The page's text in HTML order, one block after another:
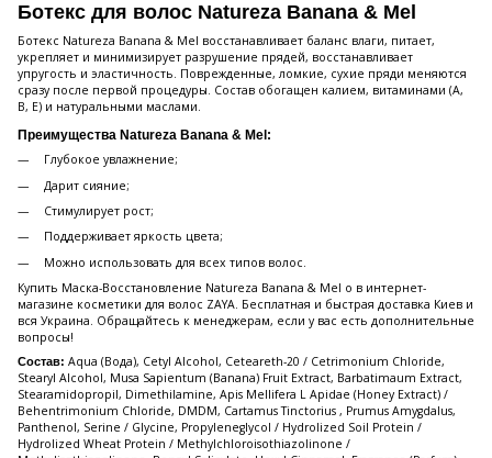
Ботекс для волос Natureza Banana & Mel
Ботекс Natureza Banana & Mel восстанавливает баланс влаги, питает,
укрепляет и минимизирует разрушение прядей, восстанавливает
упругость и эластичность. Поврежденные, ломкие, сухие пряди меняются
сразу после первой процедуры. Состав обогащен калием, витаминами (A,
B, E) и натуральными маслами.
Преимущества Natureza Banana & Mel:
Глубокое увлажнение;
Дарит сияние;
Стимулирует рост;
Поддерживает яркость цвета;
Можно использовать для всех типов волос.
Купить Маска-Восстановление Natureza Banana & Mel o в интернет-
магазине косметики для волос ZAYA. Бесплатная и быстрая доставка Киев и
вся Украина. Обращайтесь к менеджерам, если у вас есть дополнительные
вопросы!
Состав: Aqua (Вода), Cetyl Alcohol, Ceteareth-20 / Cetrimonium Chloride,
Stearyl Alcohol, Musa Sapientum (Banana) Fruit Extract, Barbatimaum Extract,
Stearamidopropil, Dimethilamine, Apis Mellifera L Apidae (Honey Extract) /
Behentrimonium Chloride, DMDM, Cartamus Tinctorius , Prumus Amygdalus,
Panthenol, Serine / Glycine, Propyleneglycol / Hydrolized Soil Protein /
Hydrolized Wheat Protein / Methylchloroisothiazolinone /